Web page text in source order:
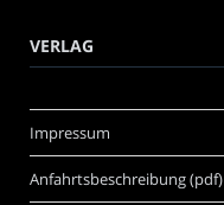
VERLAG
Impressum
Anfahrtsbeschreibung (pdf)